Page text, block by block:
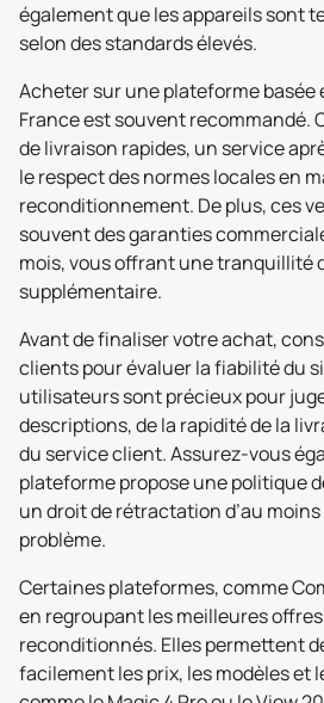
également que les appareils sont
selon des standards élevés.
Acheter sur une plateforme basée
France est souvent recommandé.
de livraison rapides, un service
le respect des normes locales en
reconditionnement. De plus, ces
souvent des garanties
mois, vous offrant une tranquillité
supplémentaire.
Avant de finaliser votre achat,
clients pour évaluer la fiabilité du
utilisateurs sont précieux pour
descriptions, de la rapidité de la
du service client. Assurez-vous
plateforme propose une politique
un droit de rétractation d’au moins
problème.
Certaines plateformes, comme
en regroupant les meilleures
reconditionnés. Elles permettent
facilement les prix, les modèles et